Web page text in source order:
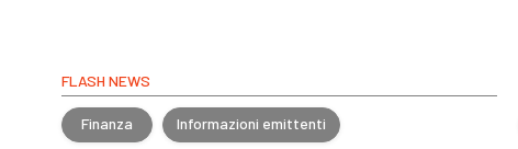
FLASH NEWS
Finanza Informazioni emittenti